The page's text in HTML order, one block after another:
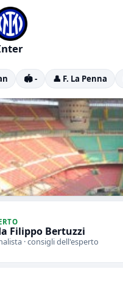
🏟️ - 👤 F. La Penna
Filippo Bertuzzi
· consigli dell'esperto